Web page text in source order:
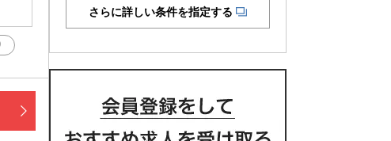
さらに詳しい条件を指定する